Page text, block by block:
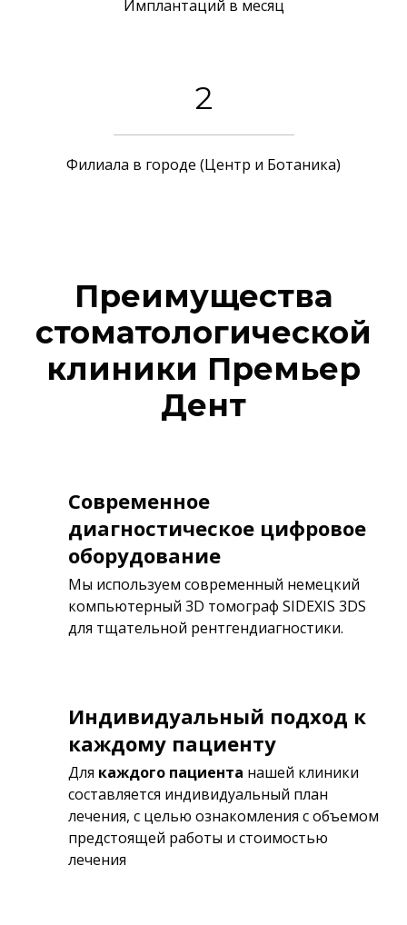
Имплантаций в месяц
2
Филиала в городе (Центр и Ботаника)
Преимущества
стоматологической
клиники Премьер
Дент
Современное
диагностическое цифровое
оборудование
Мы используем современный немецкий
компьютерный 3D томограф SIDEXIS 3DS
для тщательной рентгендиагностики.
Индивидуальный подход к
каждому пациенту
Для каждого пациента нашей клиники
составляется индивидуальный план
лечения, с целью ознакомления с объемом
предстоящей работы и стоимостью
лечения